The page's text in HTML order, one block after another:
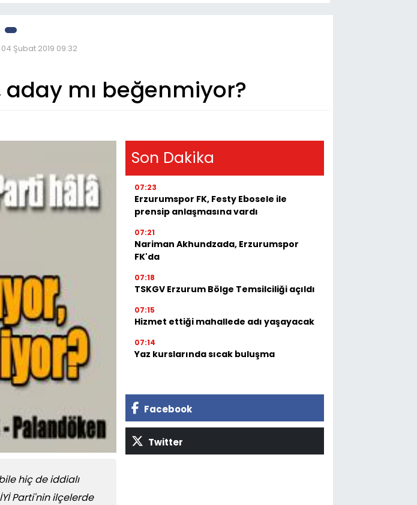
Şubat 2019 09:32
aday mı beğenmiyor?
hiç de iddialı
Parti'nin ilçelerde
Son Dakika
07:23
Erzurumspor FK, Festy Ebosele ile
prensip anlaşmasına vardı
07:21
Nariman Akhundzada, Erzurumspor
FK'da
07:18
TSKGV Erzurum Bölge Temsilciliği açıldı
07:15
Hizmet ettiği mahallede adı yaşayacak
07:14
Yaz kurslarında sıcak buluşma
Facebook
Twitter